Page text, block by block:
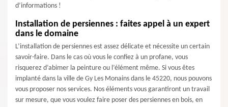
d’informations !
Installation de persiennes : faites appel à un expert
dans le domaine
L’installation de persiennes est assez délicate et nécessite un certain
savoir-faire. Dans le cas où vous le confiez à un profane, vous
risquerez d’abimer la peinture ou l’élément même. Si vous êtes
implanté dans la ville de Gy Les Monains dans le 45220, nous pouvons
vous proposer nos services. Nos éléments vous garantiront un travail
sur mesure, que vous voulez faire poser des persiennes en bois, en